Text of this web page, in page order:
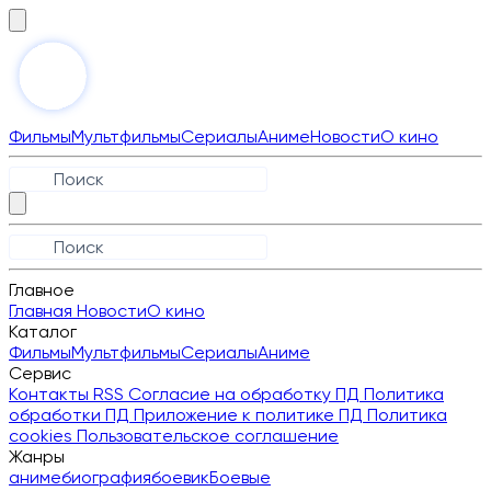
ФильмыМультфильмыСериалыАнимеНовостиО кино
Главное
Главная НовостиО кино
Каталог
ФильмыМультфильмыСериалыАниме
Сервис
Контакты RSS Согласие на обработку ПД Политика
обработки ПД Приложение к политике ПД Политика
cookies Пользовательское соглашение
Жанры
анимебиографиябоевикБоевые